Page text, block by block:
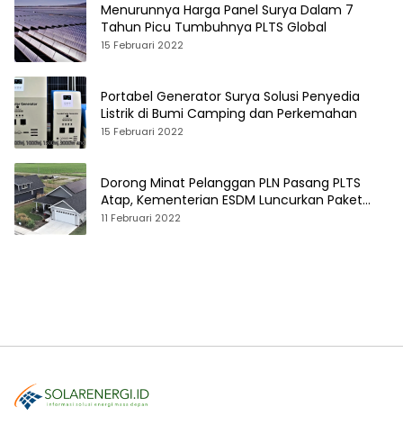
Menurunnya Harga Panel Surya Dalam 7
Tahun Picu Tumbuhnya PLTS Global
15 Februari 2022
Portabel Generator Surya Solusi Penyedia
Listrik di Bumi Camping dan Perkemahan
15 Februari 2022
Dorong Minat Pelanggan PLN Pasang PLTS
Atap, Kementerian ESDM Luncurkan Paket
Hibah SEF
11 Februari 2022